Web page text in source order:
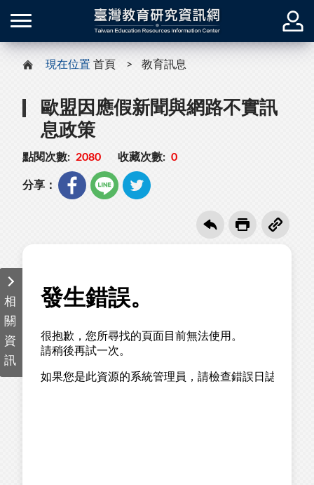
現在位置 首頁 教育訊息
歐盟因應假新聞與網路不實訊
息政策
點閱次數: 2080 收藏次數: 0
分享：
相
關
資
訊